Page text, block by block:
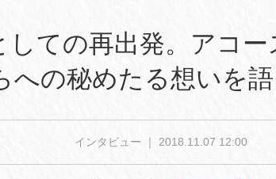
しての再出発。アコ
への秘めたる想いを語
インタビュー ｜ 2018.11.07 12:00